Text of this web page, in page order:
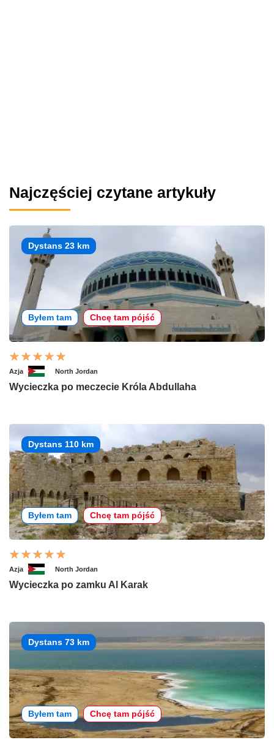
Najczęściej czytane artykuły
Dystans 23 km
Byłem tam Chcę tam pójść
Azja North Jordan
Wycieczka po meczecie Króla Abdullaha
Dystans 110 km
Byłem tam Chcę tam pójść
Azja North Jordan
Wycieczka po zamku Al Karak
Dystans 73 km
Byłem tam Chcę tam pójść